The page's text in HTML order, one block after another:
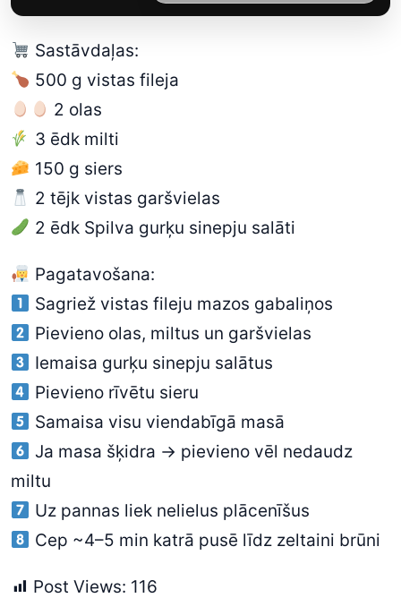
Sastāvdaļas:
500 g vistas fileja
2 olas
3 ēdk milti
150 g siers
2 tējk vistas garšvielas
2 ēdk Spilva gurķu sinepju salāti
Pagatavošana:
Sagriež vistas fileju mazos gabaliņos
Pievieno olas, miltus un garšvielas
Iemaisa gurķu sinepju salātus
Pievieno rīvētu sieru
Samaisa visu viendabīgā masā
Ja masa šķidra → pievieno vēl nedaudz
miltu
Uz pannas liek nelielus plācenīšus
Cep ~4–5 min katrā pusē līdz zeltaini brūni
Post Views: 116